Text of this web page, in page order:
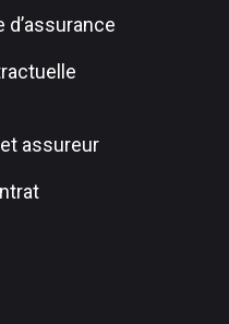
d’assurance
assureur